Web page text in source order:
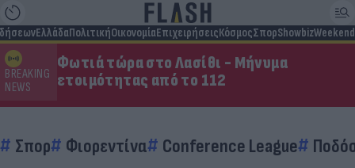
ΕλλάδαΠολιτικήΟικονομίαΕπιχειρήσειςΚόσμοςΣπορShowbizWeekend
BREAKING
NEWS
Φωτιά τώρα στο Λασίθι - Μήνυμα
ετοιμότητας από το 112
Σπορ Φιορεντίνα Conference League